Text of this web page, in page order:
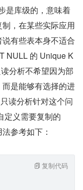
是库级的，意味着
，在某些实际应用
有些表本身不适合
NULL 的 Unique K
分析不希望因为部
是能够有选择的进
读分析针对这个问
定义需要复制的
参考如下：
复制代码